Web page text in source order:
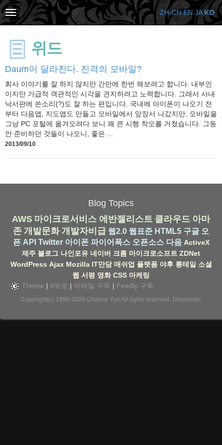
위드
Daum이 달라진다. 진격의 모바일?
회사 이야기를 잘 하지 않지만 간만에 한번 해보려고 합니다. 내부인
이지만 가급적 객관적인 시각을 견지하려고 노력합니다. 그래서 사내
낙서판에 쓴소리(?)도 잘 하는 편입니다. 국내에 아이폰이 나오기 전
부터 다음앱, 지도앱도 만들고 모바일에서 앞장서 나갔지만, 모바일을
그냥 PC 포털에 옮겨오려다 보니 꽤 큰 시행 착오를 거쳤습니다. 그동
안 준비하던 것들이 나오니, 좋은 ...
2013/09/10
Blog Topics
AWS 마이크로서비스 에반젤리스트 클라우드 아마
존 개발문화 개발자비급 웹2.0 웹표준 HTML5 구글 오
픈 API Twitter 아이폰 파이어폭스 오픈소스 다음 ActiveX
제주 블로그 나인포유 네이버 크롬 마이크로소프트 ZDNet
WordPress Ajax Mozilla IT만담 매쉬업 플랫폼 야후 롱테일 소셜
웹 서평 영화 CSS 마케팅
Theme | #위로 | 이메일 구독 | Feedly 구독
Copyright(c) 1996-2026 Channy Yun All rights reserved. Disclaimer
ZH-CN EN JA KO